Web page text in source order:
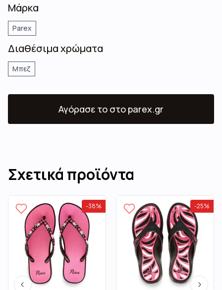
Μάρκα
Parex
Διαθέσιμα χρώματα
Μπεζ
Αγόρασε το στο parex.gr
Σχετικά προϊόντα
-38% -25%